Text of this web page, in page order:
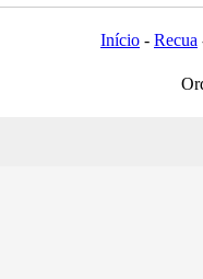
Início - Recua